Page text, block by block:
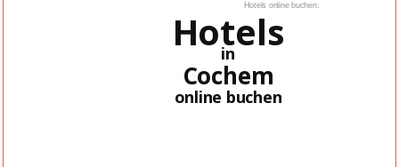
Hotels online buchen:
Hotels
in
Cochem
online buchen